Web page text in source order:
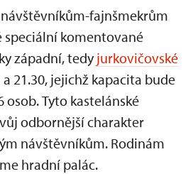
fajnšmekrům
komentované
západní, tedy jurkovičovské
21.30, jejichž kapacita bude
osob.Tyto kastelánské
odbornější charakter
návštěvníkům. Rodinám
hradní palác.